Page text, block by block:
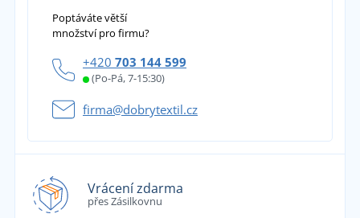
Poptáváte větší
množství pro firmu?
+420 703 144 599
(Po-Pá, 7-15:30)
firma@dobrytextil.cz
Vrácení zdarma
přes Zásilkovnu